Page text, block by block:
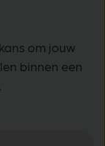
om jouw
binnen een